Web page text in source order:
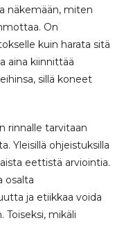
näkemään, miten
On
kuin harata sitä
aina kiinnittää
sillä koneet
rinnalle tarvitaan
Yleisillä ohjeistuksilla
eettistä arviointia.
osalta
ja etiikkaa voida
Toiseksi, mikäli